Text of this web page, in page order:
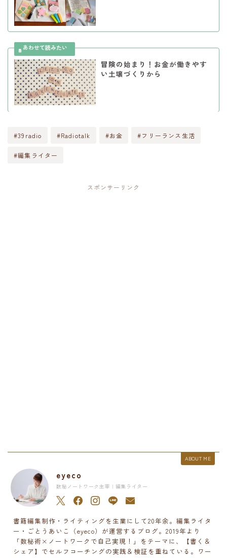
冒険の始まり！お金が働きやす
い土壌づくりから
#39radio #Radiotalk #お金 #フリーランス生活
#編集ライター
スポンサーリンク
ABOUT ME
eyeco
数秘ノートワーク主宰 | 編集ライター
書籍編集制作・ライティングを生業にして20年余。編集ライタ
ー・ごとうあいこ（eyeco）が運営するブログ。2019年より
「数秘術×ノートワークで自己実現！」をテーマに、【書く＆
シェア】でセルフコーチングの実践＆検証を重ねている。ワー